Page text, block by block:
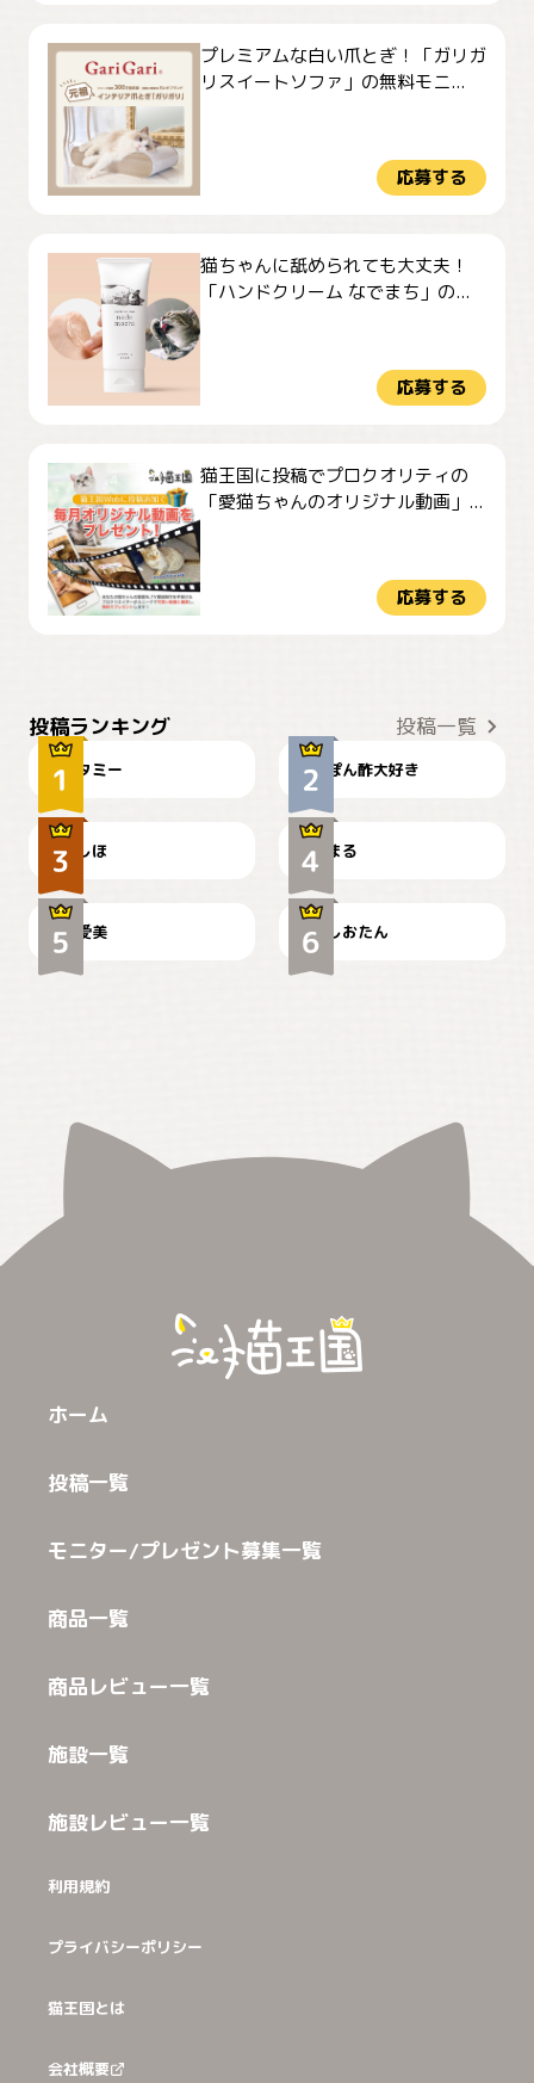
プレミアムな白い爪とぎ！「ガリガ
リスイートソファ」の無料モニ...
応募する
猫ちゃんに舐められても大丈夫！
「ハンドクリーム なでまち」の...
応募する
猫王国に投稿でプロクオリティの
「愛猫ちゃんのオリジナル動画」...
応募する
投稿ランキング 投稿一覧
タミー ぽん酢大好き
お弁当になりたいにゃ😽
しほ
🤦‍♀️
まる
かわいい毛玉つき
爱美
暑い日が続くにゃ
しおたん
ホーム
投稿一覧
モニター/プレゼント募集一覧
商品一覧
商品レビュー一覧
施設一覧
施設レビュー一覧
利用規約
プライバシーポリシー
猫王国とは
会社概要